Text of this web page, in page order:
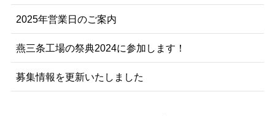
2025年営業日のご案内
燕三条工場の祭典2024に参加します！
募集情報を更新いたしました